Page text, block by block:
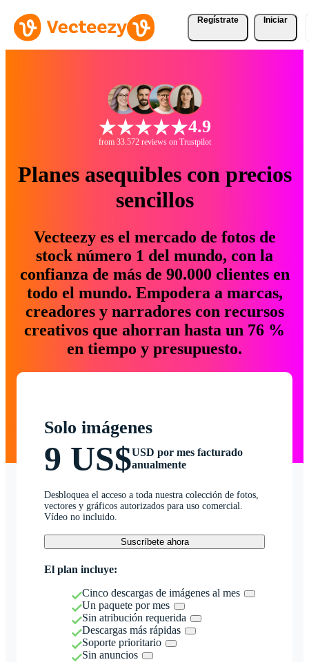
Regístrate Iniciar
4.9
from 33.572 reviews on Trustpilot
Planes asequibles con precios
sencillos
Vecteezy es el mercado de fotos de
stock número 1 del mundo, con la
confianza de más de 90.000 clientes en
todo el mundo. Empodera a marcas,
creadores y narradores con recursos
creativos que ahorran hasta un 76 %
en tiempo y presupuesto.
Solo imágenes
9 US$USD por mes facturado
anualmente
Desbloquea el acceso a toda nuestra colección de fotos,
vectores y gráficos autorizados para uso comercial.
Vídeo no incluido.
Suscríbete ahora
El plan incluye:
Cinco descargas de imágenes al mes
Un paquete por mes
Sin atribución requerida
Descargas más rápidas
Soporte prioritario
Sin anuncios